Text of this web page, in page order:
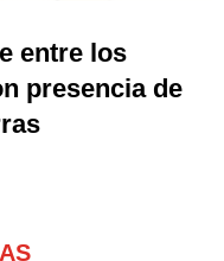
entre los
presencia de